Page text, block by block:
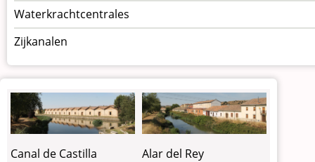
Waterkrachtcentrales
Zijkanalen
Canal de Castilla Alar del Rey